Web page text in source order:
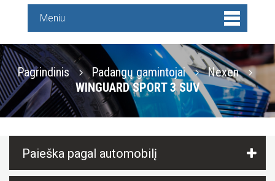
Meniu
Pagrindinis Padangų gamintojai
Nexen
WINGUARD SPORT 3 SUV
Paieška pagal automobilį